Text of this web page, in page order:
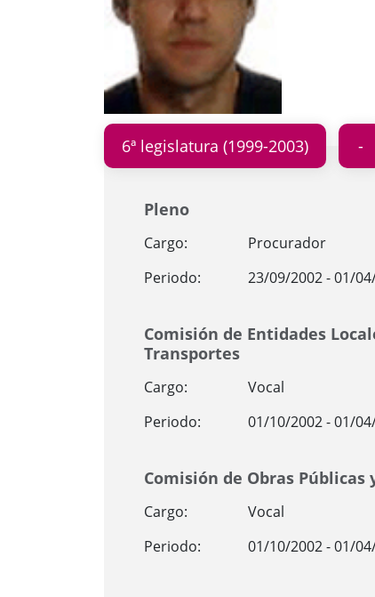
6ª legislatura (1999-2003)
Pleno
Cargo:
Procurador
Periodo:
23/09/2002 - 01/
Comisión de Entidades
Transportes
Cargo:
Vocal
Periodo:
01/10/2002 - 01/
Comisión de Obras Públicas
Cargo:
Vocal
Periodo:
01/10/2002 - 01/